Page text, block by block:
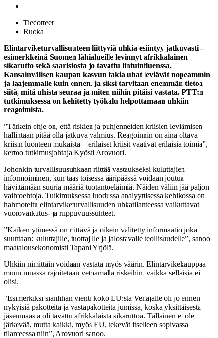
Tiedotteet
Ruoka
Elintarviketurvallisuuteen liittyviä uhkia esiintyy jatkuvasti –
esimerkkeinä Suomen lähialueille levinnyt afrikkalainen
sikarutto sekä saaristosta jo tavattu lintuinfluenssa.
Kansainvälisen kaupan kasvun takia uhat leviävät nopeammin
ja laajemmalle kuin ennen, ja siksi tarvitaan enemmän tietoa
siitä, mitä uhista seuraa ja miten niihin pitäisi vastata. PTT:n
tutkimuksessa on kehitetty työkalu helpottamaan uhkiin
reagoimista.
”Tärkein ohje on, että riskien ja puhjenneiden kriisien leviämisen
hallintaan pitää olla jatkuva valmius. Reagoinnin on aina oltava
kriisin luonteen mukaista – erilaiset kriisit vaativat erilaisia toimia”,
kertoo tutkimusjohtaja Kyösti Arovuori.
Johonkin turvallisuusuhkaan riittää vastaukseksi kuluttajien
informoiminen, kun taas toisessa ääripäässä voidaan joutua
hävittämään suuria määriä tuotantoeläimiä. Näiden väliin jää paljon
vaihtoehtoja. Tutkimuksessa luodussa analyyttisessa kehikossa on
hahmoteltu elintarviketurvallisuuden uhkatilanteessa vaikuttavat
vuorovaikutus- ja riippuvuussuhteet.
”Kaiken ytimessä on riittävä ja oikein välitetty informaatio joka
suuntaan: kuluttajille, tuottajille ja jalostavalle teollisuudelle”, sanoo
maatalousekonomisti Tapani Yrjölä.
Uhkiin nimittäin voidaan vastata myös väärin. Elintarvikekauppaa
muun muassa rajoitetaan vetoamalla riskeihin, vaikka sellaisia ei
olisi.
”Esimerkiksi sianlihan vienti koko EU:sta Venäjälle oli jo ennen
nykyisiä pakotteita ja vastapakotteita jumissa, koska yksittäisestä
jäsenmaasta oli tavattu afrikkalaista sikaruttoa. Tällainen ei ole
järkevää, mutta kaikki, myös EU, tekevät itselleen sopivassa
tilanteessa niin”, Arovuori sanoo.